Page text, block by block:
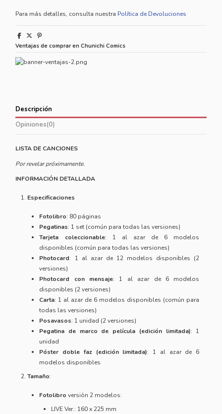
Para más detalles, consulta nuestra Política de Devoluciones
Ventajas de comprar en Chunichi Comics
Descripción
Opiniones(0)
LISTA DE CANCIONES
Por revelar próximamente.
INFORMACIÓN DETALLADA
Especificaciones
Fotolibro: 80 páginas
Pegatinas: 1 set (común para todas las versiones)
Tarjeta coleccionable: 1 al azar de 6 modelos
disponibles (común para todas las versiones)
Photocard: 1 al azar de 12 modelos disponibles (2
versiones)
Photocard con mensaje: 1 al azar de 6 modelos
disponibles (2 versiones)
Carta: 1 al azar de 6 modelos disponibles (común para
todas las versiones)
Posavasos: 1 unidad (2 versiones)
Pegatina de marco de película (edición limitada): 1
unidad
Póster doble faz (edición limitada): 1 al azar de 6
modelos disponibles
Tamaño:
Fotolibro versión 2 modelos:
LIVE Ver.: 160 x 225 mm